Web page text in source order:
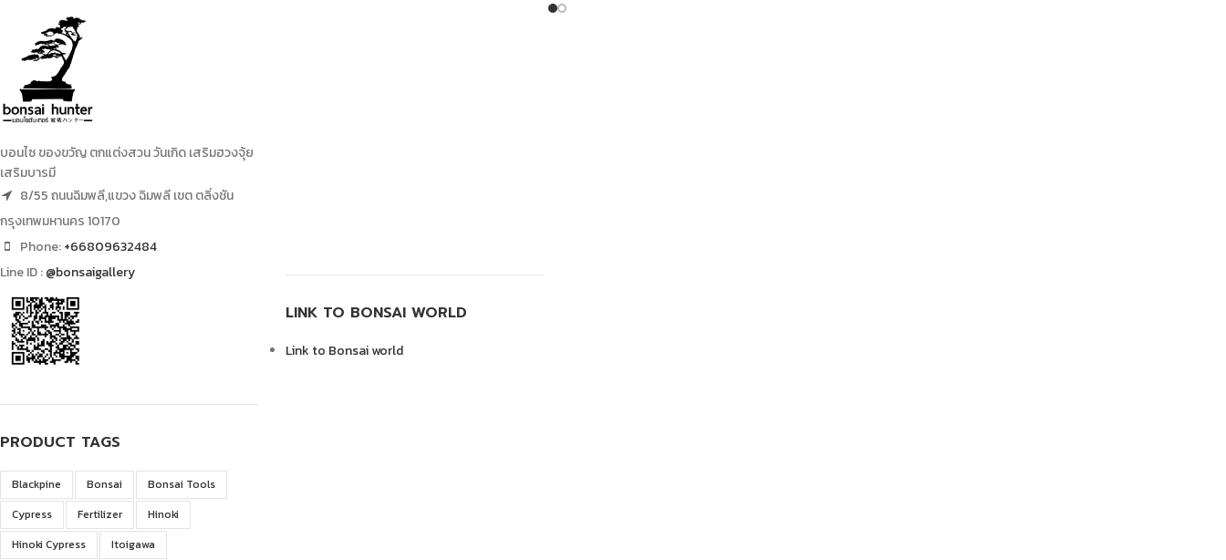
บอนไซ ของขวัญ ตกแต่งสวน วันเกิด เสริมฮวงจุ้ย
เสริมบารมี
8/55 ถนนฉิมพลี,แขวง ฉิมพลี เขต ตลิ่งชัน
กรุงเทพมหานคร 10170
Phone:+66809632484
Line ID :@bonsaigallery
PRODUCT TAGS
Blackpine Bonsai
Bonsai Tools
Cypress
Fertilizer
Hinoki
Hinoki Cypress
Itoigawa
LINK TO BONSAI WORLD
Link to Bonsai world